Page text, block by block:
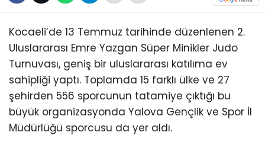
Kocaeli’de 13 Temmuz tarihinde düzenlenen 2.
Uluslararası Emre Yazgan Süper Minikler Judo
Turnuvası, geniş bir uluslararası katılıma ev
sahipliği yaptı. Toplamda 15 farklı ülke ve 27
şehirden 556 sporcunun tatamiye çıktığı bu
büyük organizasyonda Yalova Gençlik ve Spor İl
Müdürlüğü sporcusu da yer aldı.